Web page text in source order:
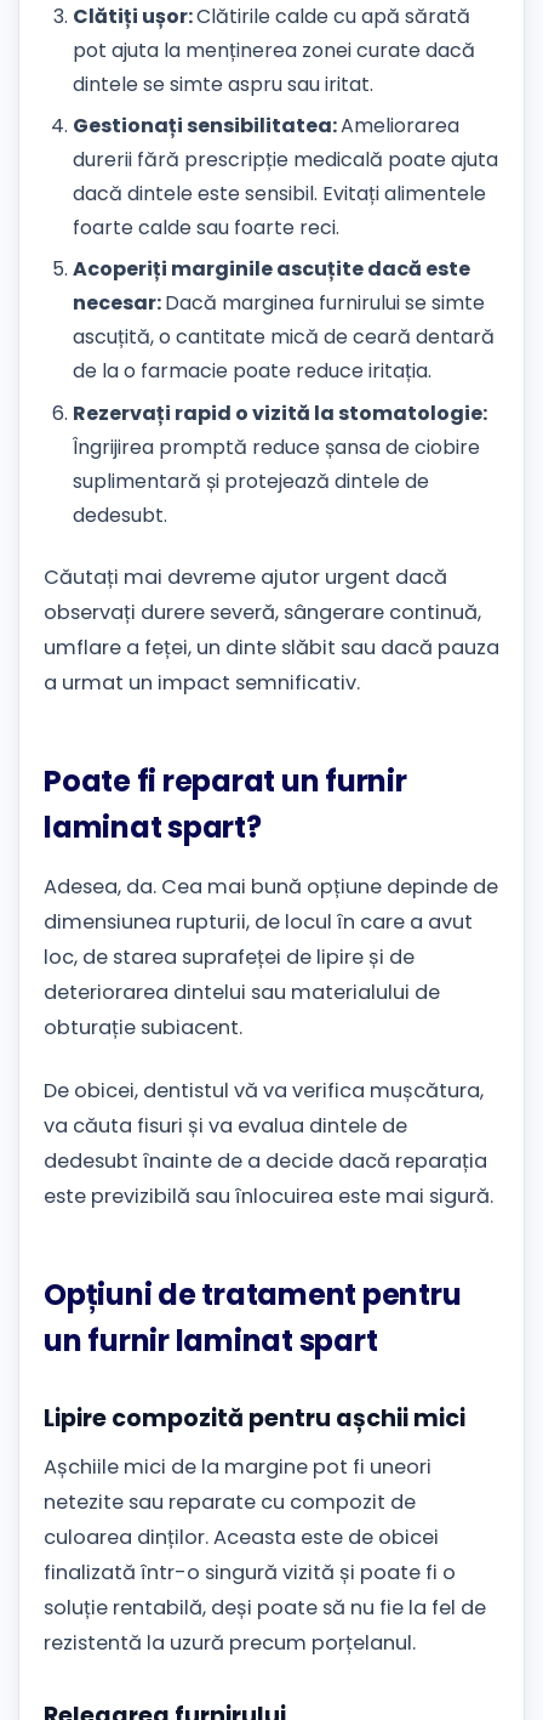
Clătiți ușor:Clătirile calde cu apă sărată
pot ajuta la menținerea zonei curate dacă
dintele se simte aspru sau iritat.
Gestionați sensibilitatea:Ameliorarea
durerii fără prescripție medicală poate ajuta
dacă dintele este sensibil. Evitați alimentele
foarte calde sau foarte reci.
Acoperiți marginile ascuțite dacă este
necesar:Dacă marginea furnirului se simte
ascuțită, o cantitate mică de ceară dentară
de la o farmacie poate reduce iritația.
Rezervați rapid o vizită la stomatologie:
Îngrijirea promptă reduce șansa de ciobire
suplimentară și protejează dintele de
dedesubt.
Căutați mai devreme ajutor urgent dacă
observați durere severă, sângerare continuă,
umflare a feței, un dinte slăbit sau dacă pauza
a urmat un impact semnificativ.
Poate fi reparat un furnir
laminat spart?
Adesea, da. Cea mai bună opțiune depinde de
dimensiunea rupturii, de locul în care a avut
loc, de starea suprafeței de lipire și de
deteriorarea dintelui sau materialului de
obturație subiacent.
De obicei, dentistul vă va verifica mușcătura,
va căuta fisuri și va evalua dintele de
dedesubt înainte de a decide dacă reparația
este previzibilă sau înlocuirea este mai sigură.
Opțiuni de tratament pentru
un furnir laminat spart
Lipire compozită pentru așchii mici
Așchiile mici de la margine pot fi uneori
netezite sau reparate cu compozit de
culoarea dinților. Aceasta este de obicei
finalizată într-o singură vizită și poate fi o
soluție rentabilă, deși poate să nu fie la fel de
rezistentă la uzură precum porțelanul.